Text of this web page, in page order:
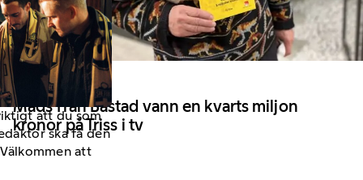
att du som
ska få den
att
26 December 2023
Mads från Båstad vann en kvarts miljon
kronor på Triss i tv